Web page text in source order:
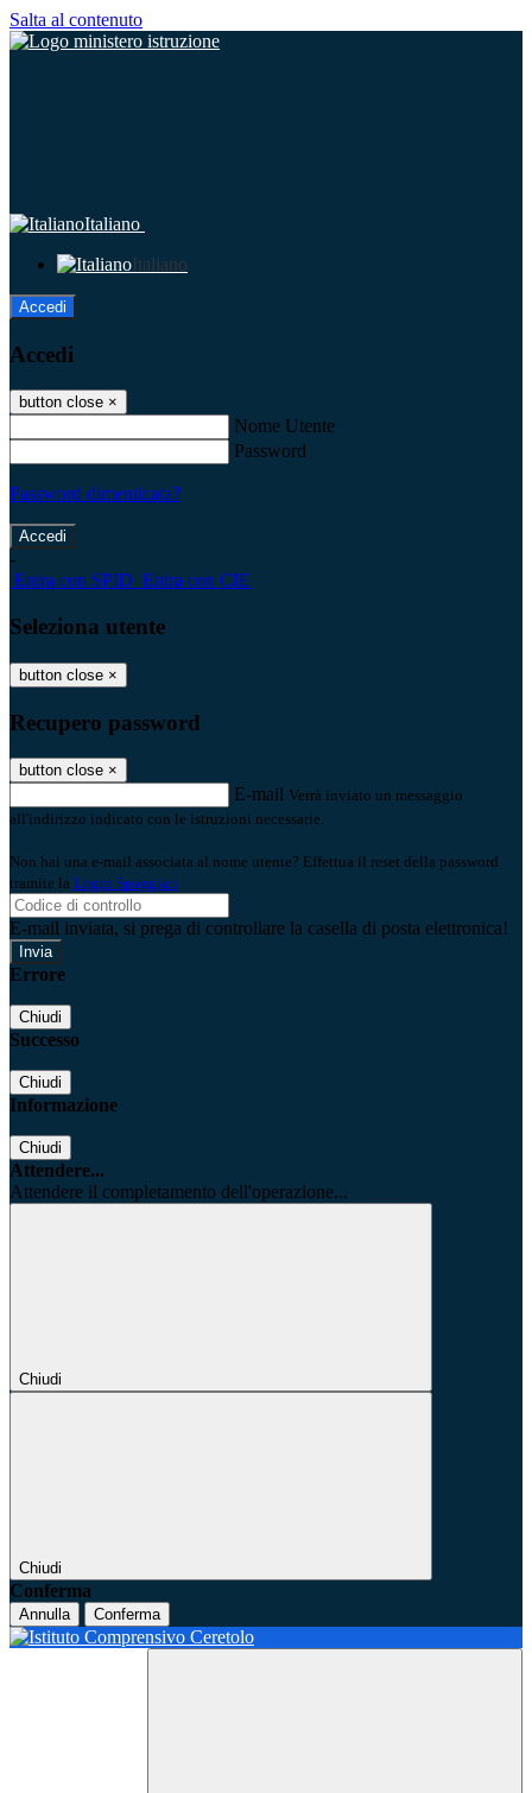
Salta al contenuto
Italiano
Italiano
Accedi
Accedi
button close ×
Nome Utente
Password
Password dimenticata?
-
Entra con SPID Entra con CIE
Seleziona utente
button close ×
Recupero password
button close ×
E-mail Verrà inviato un messaggio
all'indirizzo indicato con le istruzioni necessarie.
Non hai una e-mail associata al nome utente? Effettua il reset della password
tramite la Login Spaggiari
E-mail inviata, si prega di controllare la casella di posta elettronica!
Errore
Chiudi
Successo
Chiudi
Informazione
Chiudi
Attendere...
Attendere il completamento dell'operazione...
Chiudi
Chiudi
Conferma
Annulla Conferma